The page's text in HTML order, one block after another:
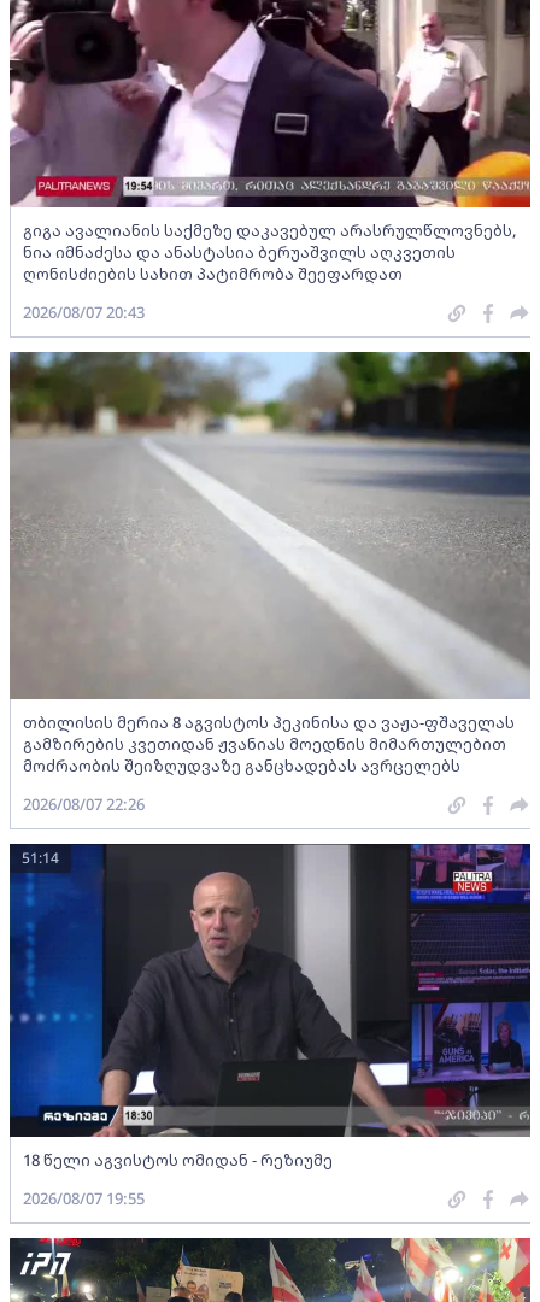
გიგა ავალიანის საქმეზე დაკავებულ არასრულწლოვნებს,
ნია იმნაძესა და ანასტასია ბერუაშვილს აღკვეთის
ღონისძიების სახით პატიმრობა შეეფარდათ
2026/08/07 20:43
თბილისის მერია 8 აგვისტოს პეკინისა და ვაჟა-ფშაველას
გამზირების კვეთიდან ჟვანიას მოედნის მიმართულებით
მოძრაობის შეიზღუდვაზე განცხადებას ავრცელებს
2026/08/07 22:26
18 წელი აგვისტოს ომიდან - რეზიუმე
51:14
2026/08/07 19:55